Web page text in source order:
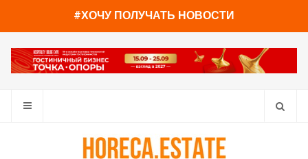
#ХОЧУ ПОЛУЧАТЬ НОВОСТИ